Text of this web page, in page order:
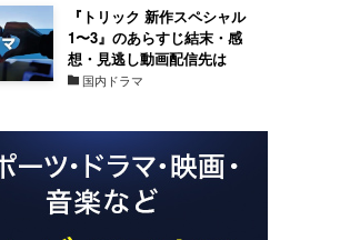
『トリック 新作スペシャル
1〜3』のあらすじ結末・感
想・見逃し動画配信先は
国内ドラマ